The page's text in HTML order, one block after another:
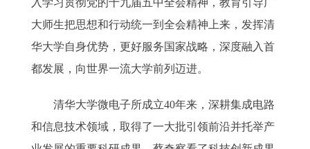
入学习贯彻党的十九届五中全会精神，教育引导广
大师生把思想和行动统一到全会精神上来，发挥清
华大学自身优势，更好服务国家战略，深度融入首
都发展，向世界一流大学前列迈进。
清华大学微电子所成立40年来，深耕集成电路
和信息技术领域，取得了一大批引领前沿并托举产